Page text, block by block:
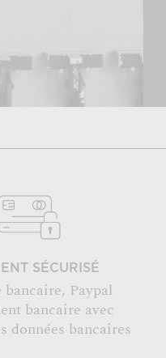
SÉCURISÉ
bancaire, Paypal
bancaire avec
données bancaires